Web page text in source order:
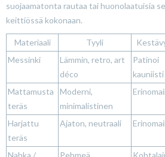
suojaamatonta rautaa tai huonolaatuisia
keittiössä kokonaan.
Materiaali Tyyli
Messinki
Lämmin, retro, art
déco
Patinoi
kauniisti
Mattamusta
teräs
Moderni,
minimalistinen
Harjattu
teräs
Ajaton, neutraali